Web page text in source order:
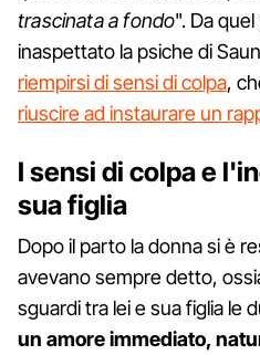
trascinata a fondo". Da
inaspettato la psiche di
riempirsi di sensi di colpa,
riuscire ad instaurare un
I sensi di colpa e
sua figlia
Dopo il parto la donna si è
avevano sempre detto,
sguardi tra lei e sua figlia le
un amore immediato,